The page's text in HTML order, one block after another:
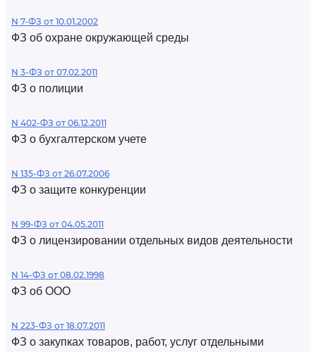
N 7-ФЗ от 10.01.2002
ФЗ об охране окружающей среды
N 3-ФЗ от 07.02.2011
ФЗ о полиции
N 402-ФЗ от 06.12.2011
ФЗ о бухгалтерском учете
N 135-ФЗ от 26.07.2006
ФЗ о защите конкуренции
N 99-ФЗ от 04.05.2011
ФЗ о лицензировании отдельных видов деятельности
N 14-ФЗ от 08.02.1998
ФЗ об ООО
N 223-ФЗ от 18.07.2011
ФЗ о закупках товаров, работ, услуг отдельными